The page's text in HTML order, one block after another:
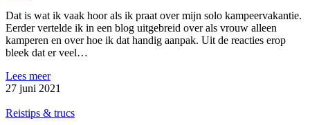
Dat is wat ik vaak hoor als ik praat over mijn solo kampeervakantie.
Eerder vertelde ik in een blog uitgebreid over als vrouw alleen
kamperen en over hoe ik dat handig aanpak. Uit de reacties erop
bleek dat er veel…
Lees meer
27 juni 2021
Reistips & trucs